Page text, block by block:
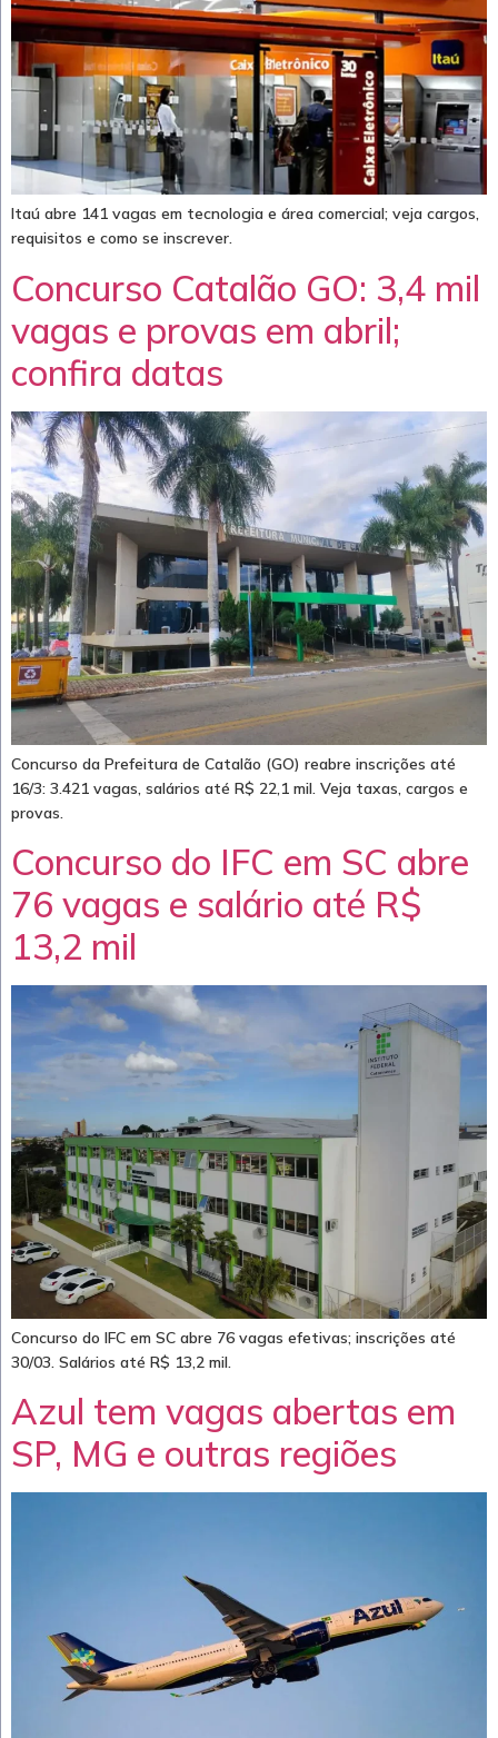
Itaú abre 141 vagas em tecnologia e área comercial; veja cargos,
requisitos e como se inscrever.
Concurso Catalão GO: 3,4 mil
vagas e provas em abril;
confira datas
Concurso da Prefeitura de Catalão (GO) reabre inscrições até
16/3: 3.421 vagas, salários até R$ 22,1 mil. Veja taxas, cargos e
provas.
Concurso do IFC em SC abre
76 vagas e salário até R$
13,2 mil
Concurso do IFC em SC abre 76 vagas efetivas; inscrições até
30/03. Salários até R$ 13,2 mil.
Azul tem vagas abertas em
SP, MG e outras regiões